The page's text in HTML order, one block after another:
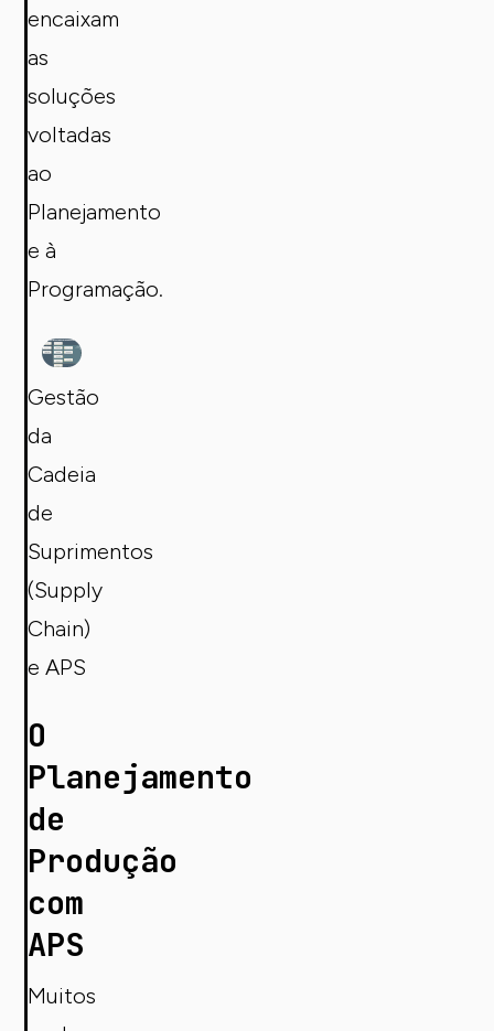
encaixam
as
soluções
voltadas
ao
Planejamento
e à
Programação.
Gestão
da
Cadeia
de
Suprimentos
(Supply
Chain)
e APS
O
Planejamento
de
Produção
com
APS
Muitos